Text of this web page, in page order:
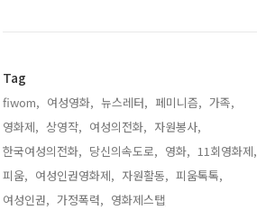
Tag
fiwom, 여성영화, 뉴스레터, 페미니즘, 가족,
영화제, 상영작, 여성의전화, 자원봉사,
한국여성의전화, 당신의속도로, 영화, 11회영화제,
피움, 여성인권영화제, 자원활동, 피움톡톡,
여성인권, 가정폭력, 영화제스탭,